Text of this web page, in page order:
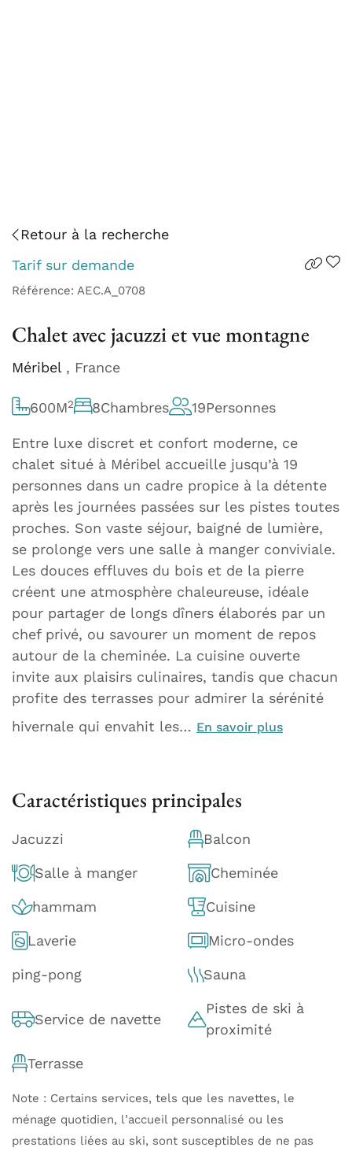
Retour à la recherche
Tarif sur demande
Référence: AEC.A_0708
Chalet avec jacuzzi et vue montagne
Méribel , France
600M2 8Chambres 19Personnes
Entre luxe discret et confort moderne, ce
chalet situé à Méribel accueille jusqu’à 19
personnes dans un cadre propice à la détente
après les journées passées sur les pistes toutes
proches. Son vaste séjour, baigné de lumière,
se prolonge vers une salle à manger conviviale.
Les douces effluves du bois et de la pierre
créent une atmosphère chaleureuse, idéale
pour partager de longs dîners élaborés par un
chef privé, ou savourer un moment de repos
autour de la cheminée. La cuisine ouverte
invite aux plaisirs culinaires, tandis que chacun
profite des terrasses pour admirer la sérénité
hivernale qui envahit les… En savoir plus
Caractéristiques principales
Jacuzzi Balcon
Salle à manger Cheminée
hammam Cuisine
Laverie Micro-ondes
ping-pong Sauna
Service de navette
Pistes de ski à
proximité
Terrasse
Note : Certains services, tels que les navettes, le
ménage quotidien, l’accueil personnalisé ou les
prestations liées au ski, sont susceptibles de ne pas